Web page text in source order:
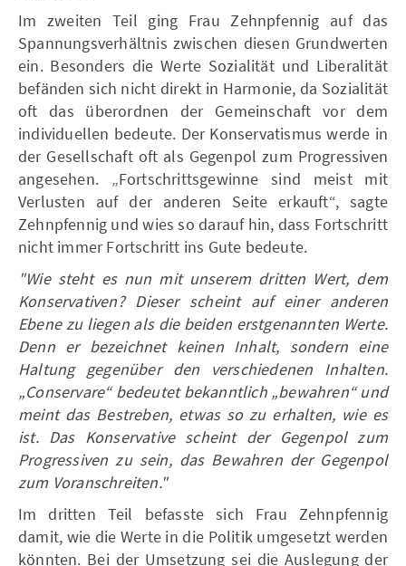
Im zweiten Teil ging Frau Zehnpfennig auf das
Spannungsverhältnis zwischen diesen Grundwerten
ein. Besonders die Werte Sozialität und Liberalität
befänden sich nicht direkt in Harmonie, da Sozialität
oft das überordnen der Gemeinschaft vor dem
individuellen bedeute. Der Konservatismus werde in
der Gesellschaft oft als Gegenpol zum Progressiven
angesehen. „Fortschrittsgewinne sind meist mit
Verlusten auf der anderen Seite erkauft“, sagte
Zehnpfennig und wies so darauf hin, dass Fortschritt
nicht immer Fortschritt ins Gute bedeute.
"Wie steht es nun mit unserem dritten Wert, dem
Konservativen? Dieser scheint auf einer anderen
Ebene zu liegen als die beiden erstgenannten Werte.
Denn er bezeichnet keinen Inhalt, sondern eine
Haltung gegenüber den verschiedenen Inhalten.
„Conservare“ bedeutet bekanntlich „bewahren“ und
meint das Bestreben, etwas so zu erhalten, wie es
ist. Das Konservative scheint der Gegenpol zum
Progressiven zu sein, das Bewahren der Gegenpol
zum Voranschreiten."
Im dritten Teil befasste sich Frau Zehnpfennig
damit, wie die Werte in die Politik umgesetzt werden
könnten. Bei der Umsetzung sei die Auslegung der